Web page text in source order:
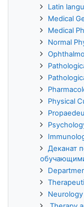
Latin
Medical
Medical
Normal
Physical
Деканат
Neurology